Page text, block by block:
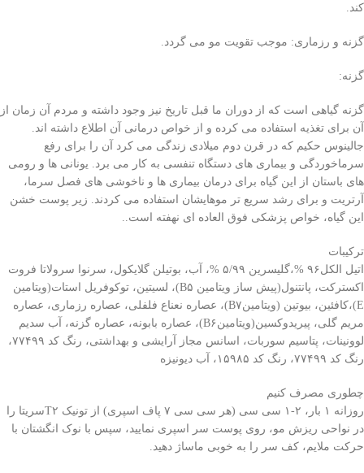
کند.
گزنه و رزماری: موجب تقویت مو می گردد.
گزنه:
گزنه گیاهی است که از دوران ما قبل تاریخ نیز وجود داشته و مردم آن زمان از
آن برای تغذیه استفاده می کرده و از خواص درمانی آن اطلاع داشته اند.
جالینوس حکیم که در قرن دوم میلادی زندگی می کرد آن را برای رفع
سرماخوردگی و بیماری های دستگاه تنفسی به کار می برد. یونانی ها و رومی
های باستان از این گیاه برای درمان بیماری ها و ناخوشی های فصل سرما،
آرتریت و برای رشد سریع تر موهایشان استفاده می کردند. زیر پوست خشن
این گیاه، خواص پزشکی فوق العاده ای نهفته است..
ترکیبات
اتیل الکل۹۶ %،گلیسرین ۵/۹۹ %، آب، بوتیلن گلایکول، سرنوا سرولاتا فروت
اکسترکت، پانتنول(پیش ساز ویتامین B۵)، لسیتین، توکوفریل استات(ویتامین
E)،کافئین، بیوتین (ویتامینB۷)، عصاره نعناع فلفلی، عصاره رزماری، عصاره
مریم گلی، پیریدوکسین(ویتامینB۶)، عصاره بابونه، عصاره گزنه، آب سدیم
لوونینات، پتاسیم سوربات، اسانس مجاز آرایشی و بهداشتی، رنگ کد ۷۷۴۹۹،
رنگ کد ۷۷۴۹۹، رنگ کد ۱۵۹۸۵، آب دیونیزه
چطوری مصرف کنیم
روزانه ۱ بار، ۲-۱ سی سی (هر سی سی ۷ پاف اسپری) از تونیک T۲سریتا را
در نواحی ریزش مو، روی پوست سر اسپری نمایید، سپس با نوک انگشتان با
حرکت ملایم، کف سر را به خوبی ماساژ دهید.